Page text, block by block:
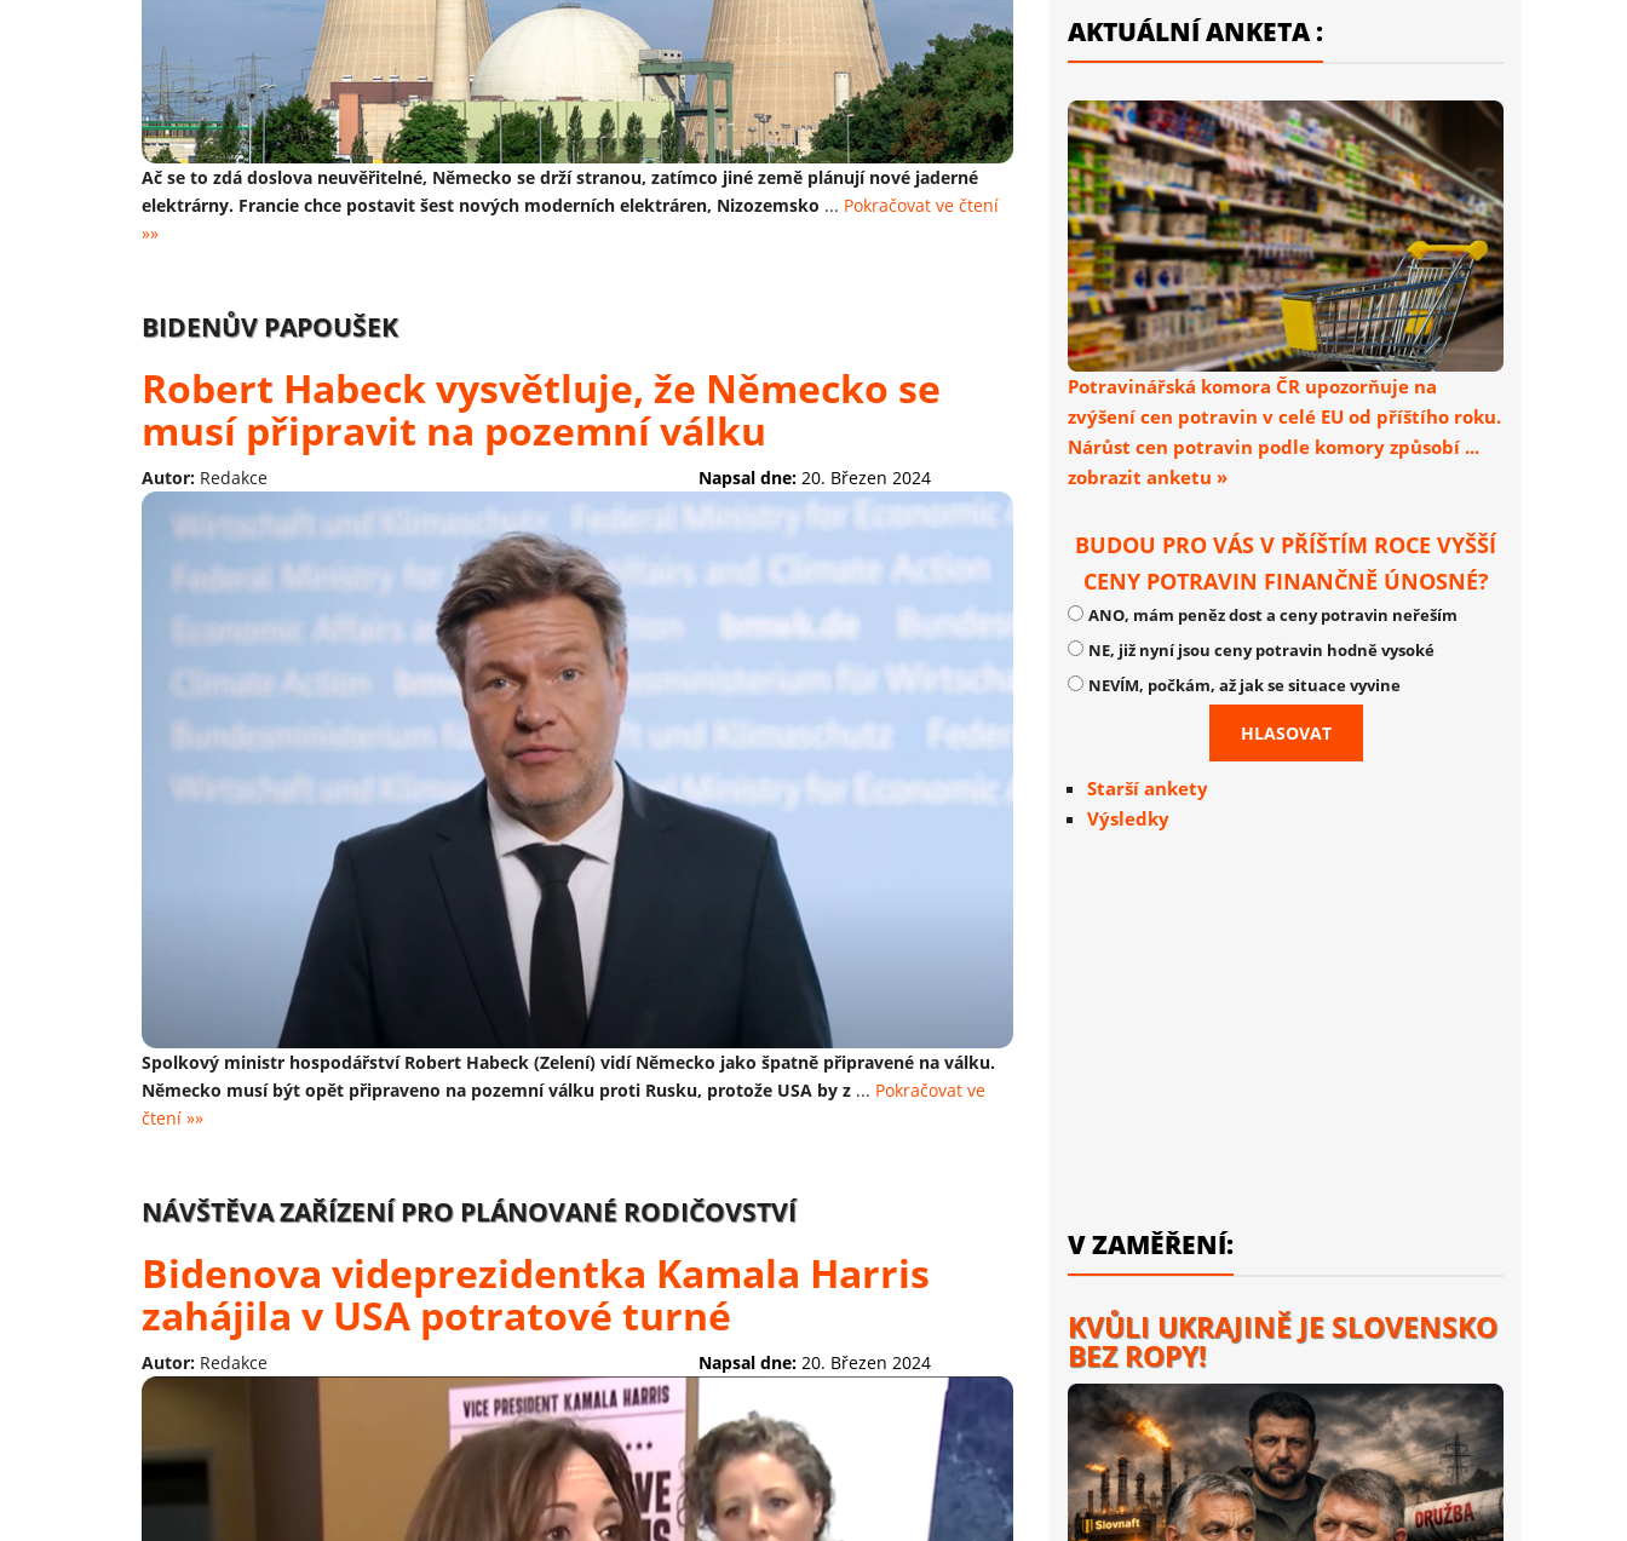
Ač se to zdá doslova neuvěřitelné, Německo se drží stranou, zatímco jiné země plánují nové jaderné
elektrárny. Francie chce postavit šest nových moderních elektráren, Nizozemsko ... Pokračovat ve čtení
»»
BIDENŮV PAPOUŠEK
Robert Habeck vysvětluje, že Německo se
musí připravit na pozemní válku
Autor: Redakce Napsal dne: 20. Březen 2024
Spolkový ministr hospodářství Robert Habeck (Zelení) vidí Německo jako špatně připravené na válku.
Německo musí být opět připraveno na pozemní válku proti Rusku, protože USA by z ... Pokračovat ve
čtení »»
NÁVŠTĚVA ZAŘÍZENÍ PRO PLÁNOVANÉ RODIČOVSTVÍ
Bidenova videprezidentka Kamala Harris
zahájila v USA potratové turné
Autor: Redakce Napsal dne: 20. Březen 2024
AKTUÁLNÍ ANKETA :
Potravinářská komora ČR upozorňuje na
zvýšení cen potravin v celé EU od příštího roku.
Nárůst cen potravin podle komory způsobí ...
zobrazit anketu »
BUDOU PRO VÁS V PŘÍŠTÍM ROCE VYŠŠÍ
CENY POTRAVIN FINANČNĚ ÚNOSNÉ?
ANO, mám peněz dost a ceny potravin neřeším
NE, již nyní jsou ceny potravin hodně vysoké
NEVÍM, počkám, až jak se situace vyvine
Starší ankety
Výsledky
V ZAMĚŘENÍ:
KVŮLI UKRAJINĚ JE SLOVENSKO
BEZ ROPY!